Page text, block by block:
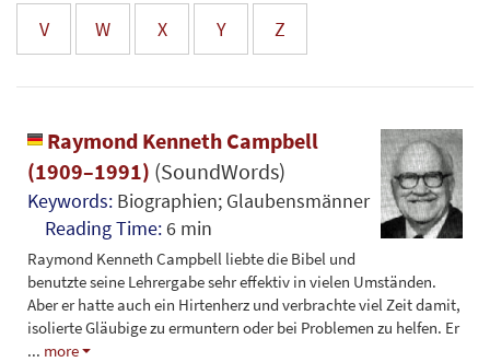
V W X Y Z
Raymond Kenneth Campbell
(1909–1991) (SoundWords)
Keywords: Biographien; Glaubensmänner
Reading Time:6 min
Raymond Kenneth Campbell liebte die Bibel und
benutzte seine Lehrergabe sehr effektiv in vielen Umständen.
Aber er hatte auch ein Hirtenherz und verbrachte viel Zeit damit,
isolierte Gläubige zu ermuntern oder bei Problemen zu helfen. Er
... more